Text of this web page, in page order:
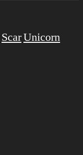
ScarUnicorn